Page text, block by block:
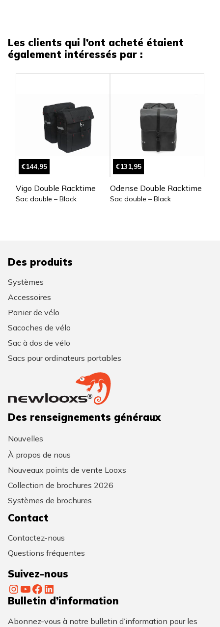
Les clients qui l’ont acheté étaient
également intéressés par :
€144,95
Vigo Double Racktime
Sac double – Black
€131,95
Odense Double Racktime
Sac double – Black
Des produits
Systèmes
Accessoires
Panier de vélo
Sacoches de vélo
Sac à dos de vélo
Sacs pour ordinateurs portables
Des renseignements généraux
Nouvelles
À propos de nous
Nouveaux points de vente Looxs
Collection de brochures 2026
Systèmes de brochures
Contact
Contactez-nous
Questions fréquentes
Suivez-nous
InstagramYouTube Facebook LinkedIn
Bulletin d’information
Abonnez-vous à notre bulletin d’information pour les